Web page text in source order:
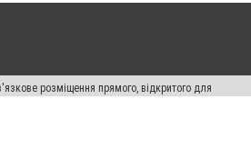
розміщення прямого, відкритого для